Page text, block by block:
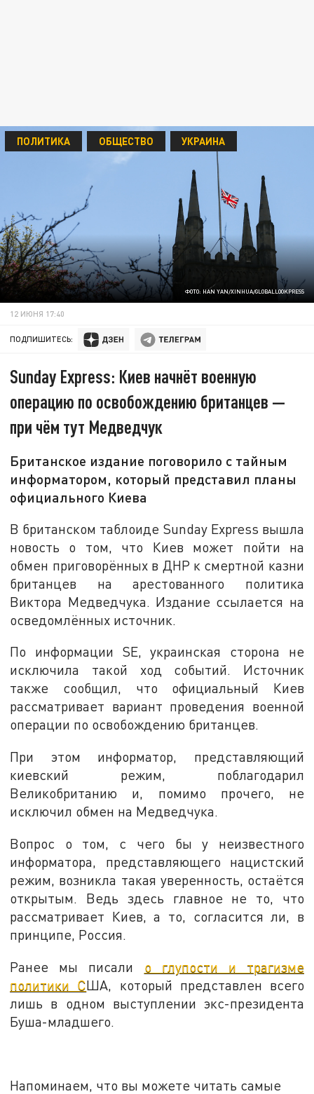
ФОТО: HAN YAN/XINHUA/GLOBALLOOKPRESS
ПОЛИТИКА ОБЩЕСТВО УКРАИНА
12 ИЮНЯ 17:40
ПОДПИШИТЕСЬ:
Sunday Express: Киев начнёт военную
операцию по освобождению британцев —
при чём тут Медведчук
Британское издание поговорило с тайным
информатором, который представил планы
официального Киева
В британском таблоиде Sunday Express вышла
новость о том, что Киев может пойти на
обмен приговорённых в ДНР к смертной казни
британцев на арестованного политика
Виктора Медведчука. Издание ссылается на
осведомлённых источник.
По информации SE, украинская сторона не
исключила такой ход событий. Источник
также сообщил, что официальный Киев
рассматривает вариант проведения военной
операции по освобождению британцев.
При этом информатор, представляющий
киевский режим, поблагодарил
Великобританию и, помимо прочего, не
исключил обмен на Медведчука.
Вопрос о том, с чего бы у неизвестного
информатора, представляющего нацистский
режим, возникла такая уверенность, остаётся
открытым. Ведь здесь главное не то, что
рассматривает Киев, а то, согласится ли, в
принципе, Россия.
Ранее мы писали о глупости и трагизме
политики США, который представлен всего
лишь в одном выступлении экс-президента
Буша-младшего.
Напоминаем, что вы можете читать самые